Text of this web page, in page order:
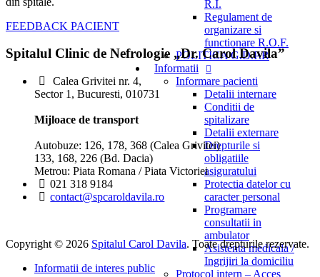
R.I.
Regulament de
organizare si
functionare R.O.F.
POLITICA G.D.P.R
Informatii
Informare pacienti
Detalii internare
Conditii de
spitalizare
Detalii externare
Drepturile si
obligatiile
asiguratului
Protectia datelor cu
caracter personal
Programare
consultatii in
ambulator
Asistenta medicala /
Ingrijiri la domiciliu
Protocol intern – Acces
FEEDBACK PACIENT
Spitalul Clinic de Nefrologie „Dr. Carol Davila”
Calea Grivitei nr. 4,
Sector 1, Bucuresti, 010731
Mijloace de transport
Autobuze: 126, 178, 368 (Calea Grivitei)
133, 168, 226 (Bd. Dacia)
Metrou: Piata Romana / Piata Victoriei
021 318 9184
contact@spcaroldavila.ro
Copyright © 2026 Spitalul Carol Davila. Toate drepturile rezervate.
Informatii de interes public